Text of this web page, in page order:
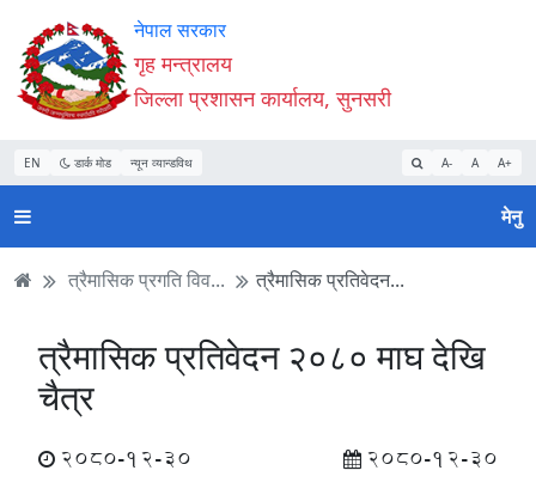
Accessibility
Mode
सुरु
गर्नुहोस्
सामाग्री
पढ्नुहाेस्
नेभिगेसन
पढ्नुहाेस्
वेबसाइट
खोजमा
जानुहोस्
नेपाल सरकार
गृह मन्त्रालय
जिल्ला प्रशासन कार्यालय, सुनसरी
EN डार्क मोड न्यून व्यान्डविथ A- A A+
मेनु
त्रैमासिक प्रगति विव... त्रैमासिक प्रतिवेदन...
त्रैमासिक प्रतिवेदन २०८० माघ देखि
चैत्र
2080-12-30 2080-12-30